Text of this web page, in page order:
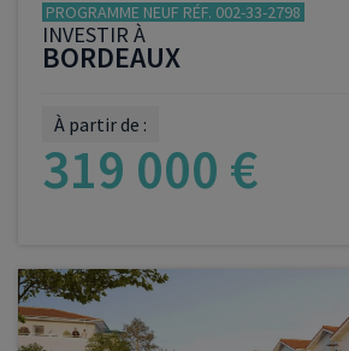
PROGRAMME NEUF RÉF. 002-33-2798
INVESTIR À
BORDEAUX
À partir de :
319 000 €